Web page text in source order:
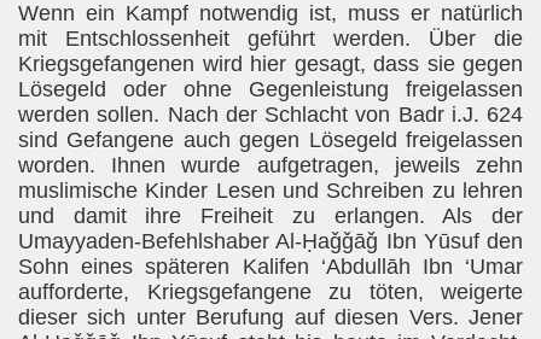
Wenn ein Kampf notwendig ist, muss er natürlich
mit Entschlossenheit geführt werden. Über die
Kriegsgefangenen wird hier gesagt, dass sie gegen
Lösegeld oder ohne Gegenleistung freigelassen
werden sollen. Nach der Schlacht von Badr i.J. 624
sind Gefangene auch gegen Lösegeld freigelassen
worden. Ihnen wurde aufgetragen, jeweils zehn
muslimische Kinder Lesen und Schreiben zu lehren
und damit ihre Freiheit zu erlangen. Als der
Umayyaden-Befehlshaber Al-Ḥaǧǧāǧ Ibn Yūsuf den
Sohn eines späteren Kalifen ‘Abdullāh Ibn ‘Umar
aufforderte, Kriegsgefangene zu töten, weigerte
dieser sich unter Berufung auf diesen Vers. Jener